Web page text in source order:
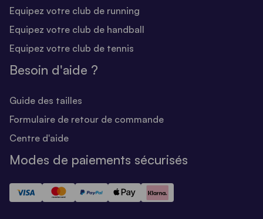
Equipez votre club de running
Equipez votre club de handball
Equipez votre club de tennis
Besoin d'aide ?
Guide des tailles
Formulaire de retour de commande
Centre d'aide
Modes de paiements sécurisés